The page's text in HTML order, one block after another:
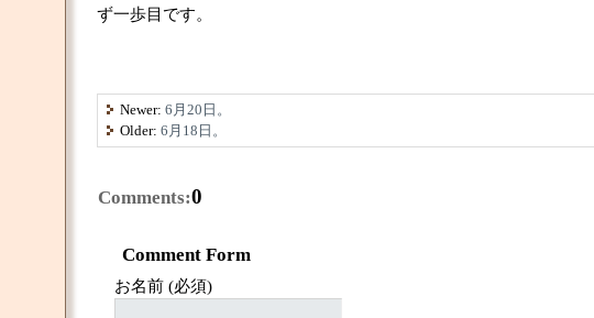
ず一歩目です。
Newer:6月20日。
Older:6月18日。
Comments:0
Comment Form
お名前 (必須)